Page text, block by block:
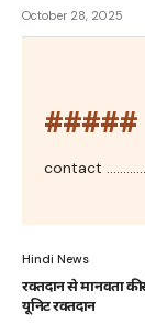
October 28, 2025
#####
contact
Hindi News
रक्तदान से मानवता
यूनिट रक्तदान